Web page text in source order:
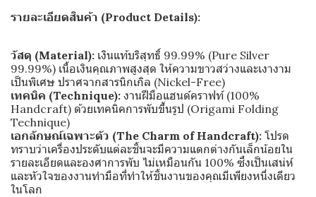
รายละเอียดสินค้า (Product Details):
วัสดุ (Material): เงินแท้บริสุทธิ์ 99.99% (Pure Silver
99.99%) เนื้อเงินคุณภาพสูงสุด ให้ความขาวสว่างและเงางาม
เป็นพิเศษ ปราศจากสารนิกเกิล (Nickel-Free)
เทคนิค (Technique): งานฝีมือแฮนด์คราฟท์ (100%
Handcraft) ด้วยเทคนิคการพับขึ้นรูป (Origami Folding
Technique)
เอกลักษณ์เฉพาะตัว (The Charm of Handcraft): โปรด
ทราบว่าเครื่องประดับแต่ละชิ้นจะมีความแตกต่างกันเล็กน้อยใน
รายละเอียดและองศาการพับ ไม่เหมือนกัน 100% ซึ่งเป็นเสน่ห์
และหัวใจของงานทำมือที่ทำให้ชิ้นงานของคุณมีเพียงหนึ่งเดียว
ในโลก